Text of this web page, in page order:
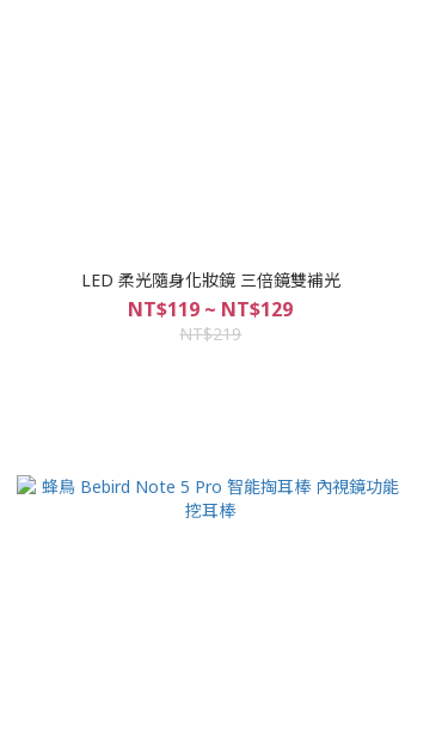
LED 柔光隨身化妝鏡 三倍鏡雙補光
NT$119 ~ NT$129
NT$219